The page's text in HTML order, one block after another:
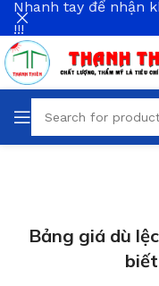
Bảng giá dù
Nhanh tay để nhận
!!!